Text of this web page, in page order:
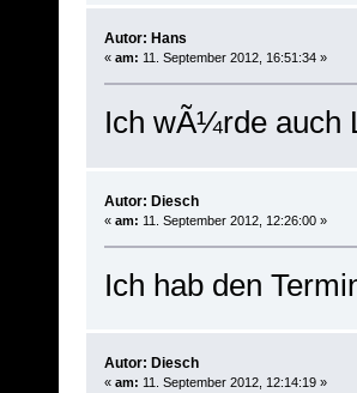
Autor: Hans
« am: 11. September 2012, 16:51:34 »
Ich wÃ¼rde auch
Autor: Diesch
« am: 11. September 2012, 12:26:00 »
Ich hab den
Autor: Diesch
« am: 11. September 2012, 12:14:19 »